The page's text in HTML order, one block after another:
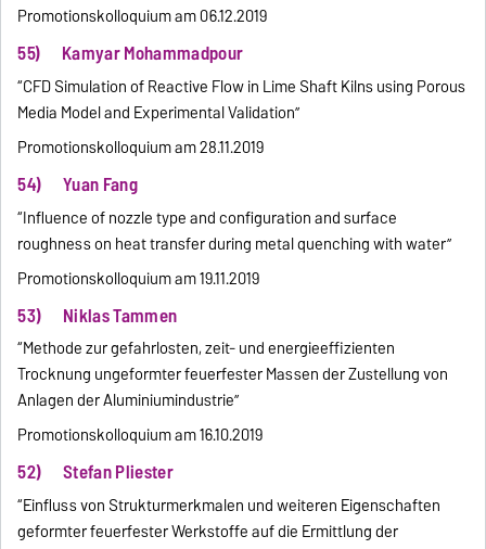
Promotionskolloquium am 06.12.2019
55) Kamyar Mohammadpour
“CFD Simulation of Reactive Flow in Lime Shaft Kilns using Porous
Media Model and Experimental Validation”
Promotionskolloquium am 28.11.2019
54) Yuan Fang
“Influence of nozzle type and configuration and surface
roughness on heat transfer during metal quenching with water”
Promotionskolloquium am 19.11.2019
53) Niklas Tammen
“Methode zur gefahrlosten, zeit- und energieeffizienten
Trocknung ungeformter feuerfester Massen der Zustellung von
Anlagen der Aluminiumindustrie”
Promotionskolloquium am 16.10.2019
52) Stefan Pliester
“Einfluss von Strukturmerkmalen und weiteren Eigenschaften
geformter feuerfester Werkstoffe auf die Ermittlung der